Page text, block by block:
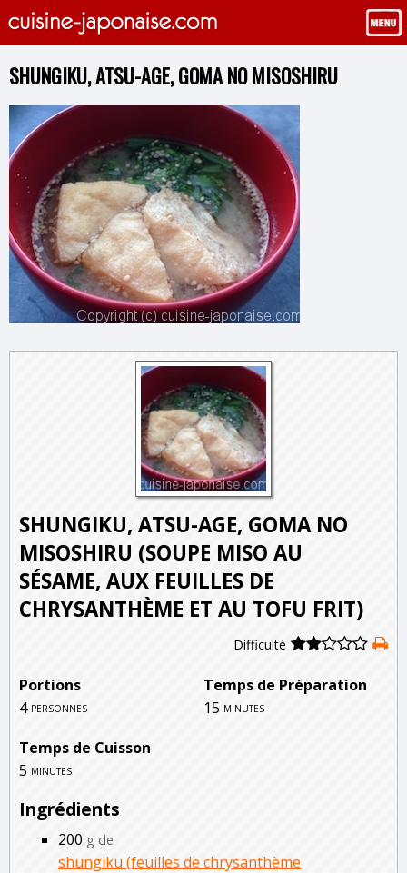
SHUNGIKU, ATSU-AGE, GOMA NO MISOSHIRU
SHUNGIKU, ATSU-AGE, GOMA NO
MISOSHIRU (SOUPE MISO AU
SÉSAME, AUX FEUILLES DE
CHRYSANTHÈME ET AU TOFU FRIT)
Difficulté
Portions
Temps de Préparation
4 personnes 15 minutes
Temps de Cuisson
5 minutes
Ingrédients
200 g de
shungiku (feuilles de chrysanthème